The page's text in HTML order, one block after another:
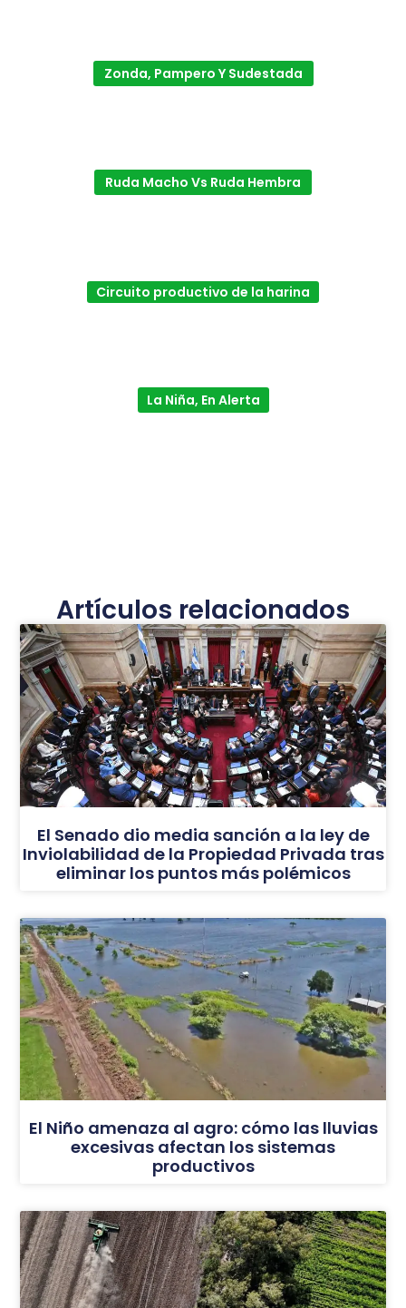
Zonda, Pampero Y Sudestada
Ruda Macho Vs Ruda Hembra
Circuito productivo de la harina
La Niña, En Alerta
Artículos relacionados
El Senado dio media sanción a la ley de
Inviolabilidad de la Propiedad Privada tras
eliminar los puntos más polémicos
El Niño amenaza al agro: cómo las lluvias
excesivas afectan los sistemas
productivos